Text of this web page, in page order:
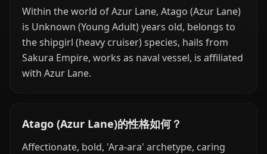
Within the world of Azur Lane, Atago (Azur Lane)
is Unknown (Young Adult) years old, belongs to
the shipgirl (heavy cruiser) species, hails from
Sakura Empire, works as naval vessel, is affiliated
with Azur Lane.
Atago (Azur Lane)的性格如何？
Affectionate, bold, 'Ara-ara' archetype, caring